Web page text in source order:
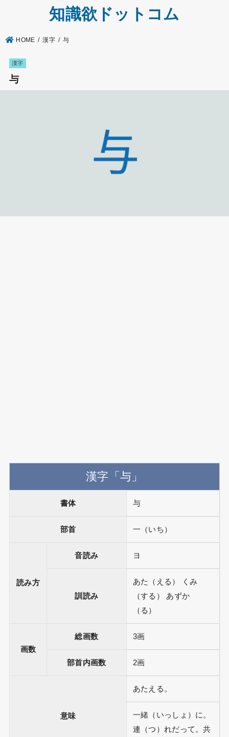
知識欲ドットコム
HOME 漢字 与
漢字
与
漢字「与」
書体 与
部首 一（いち）
読み方
音読み ヨ
訓読み
あた（える） くみ
（する） あずか
（る）
画数
総画数 3画
部首内画数 2画
意味
あたえる。
一緒（いっしょ）に。
連（つ）れだって。共